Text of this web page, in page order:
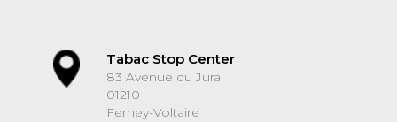
Tabac Stop Center
83 Avenue du Jura
01210
Ferney-Voltaire